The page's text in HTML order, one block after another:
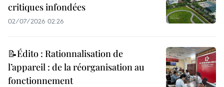
critiques infondées
02/07/2026 02:26
📝Édito : Rationnalisation de
l’appareil : de la réorganisation au
fonctionnement